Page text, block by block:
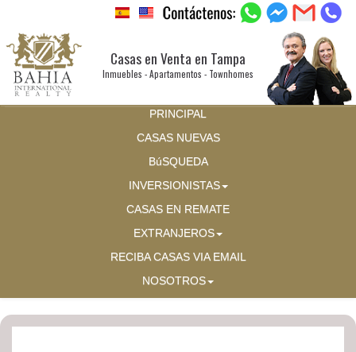
Casas en Venta en Tampa
Inmuebles - Apartamentos - Townhomes
PRINCIPAL
CASAS NUEVAS
BúSQUEDA
INVERSIONISTAS
CASAS EN REMATE
EXTRANJEROS
RECIBA CASAS VIA EMAIL
NOSOTROS